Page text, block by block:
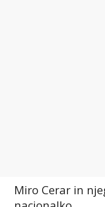
Miro Cerar in